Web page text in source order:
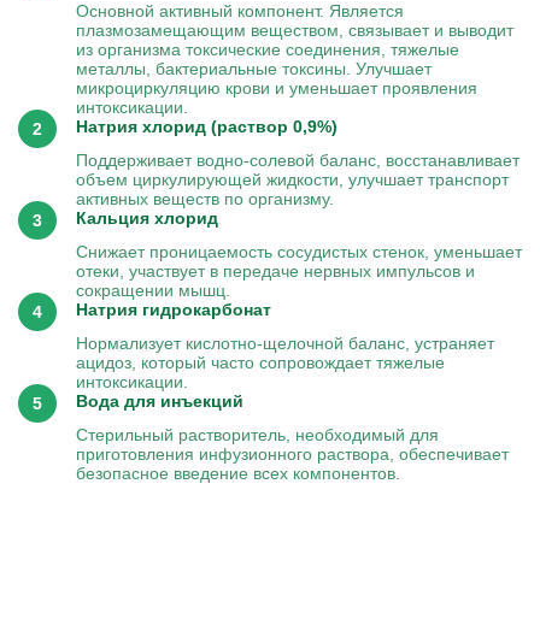
Основной активный компонент. Является
плазмозамещающим веществом, связывает и выводит
из организма токсические соединения, тяжелые
металлы, бактериальные токсины. Улучшает
микроциркуляцию крови и уменьшает проявления
интоксикации.
Натрия хлорид (раствор 0,9%)
Поддерживает водно-солевой баланс, восстанавливает
объем циркулирующей жидкости, улучшает транспорт
активных веществ по организму.
Кальция хлорид
Снижает проницаемость сосудистых стенок, уменьшает
отеки, участвует в передаче нервных импульсов и
сокращении мышц.
Натрия гидрокарбонат
Нормализует кислотно-щелочной баланс, устраняет
ацидоз, который часто сопровождает тяжелые
интоксикации.
Вода для инъекций
Стерильный растворитель, необходимый для
приготовления инфузионного раствора, обеспечивает
безопасное введение всех компонентов.